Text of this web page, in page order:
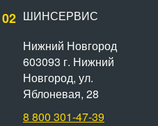
02 ШИНСЕРВИС
Нижний Новгород
603093 г. Нижний
Новгород, ул.
Яблоневая, 28
8 800 301-47-39